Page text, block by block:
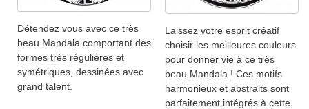
Détendez vous avec ce très
beau Mandala comportant des
formes très régulières et
symétriques, dessinées avec
grand talent.
Laissez votre esprit créatif
choisir les meilleures couleurs
pour donner vie à ce très
beau Mandala ! Ces motifs
harmonieux et abstraits sont
parfaitement intégrés à cette